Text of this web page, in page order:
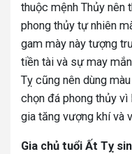
thuộc mệnh Thủy nên
phong thủy tự nhiên
gam mày này tượng
tiền tài và sự may
Tỵ cũng nên dùng
chọn đá phong thủy
gia tăng vượng khí và
Gia chủ tuổi Ất Tỵ